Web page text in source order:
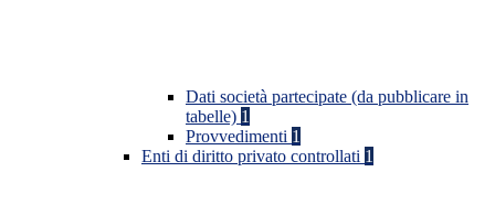
Dati società partecipate (da pubblicare in
tabelle) 1
Provvedimenti 1
Enti di diritto privato controllati 1